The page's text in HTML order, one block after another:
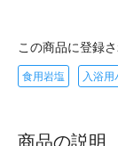
この商品に登録
食用岩塩 入浴用
商品の説明